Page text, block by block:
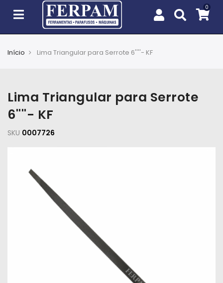
e
Jardim
EPIs
Cobertura
Ferramentas
Início Lima Triangular para Serrote 6''''- KF
Lima Triangular para Serrote
6''''- KF
SKU 0007726